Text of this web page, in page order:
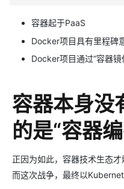
容器起于PaaS
Docker项目具有里程碑
Docker项目通过“容器
容器本身没
的是“容器
正因为如此，容器技术生态才
而这次战争，最终以